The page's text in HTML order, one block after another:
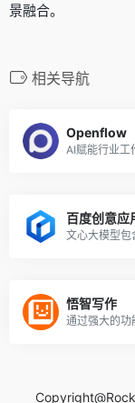
景融合。
相关导航
Openflow
百度创意应
悟智写作